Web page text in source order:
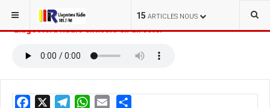
15 ARTICLES NOUS
ESTÀS AQUÍ: INICI
Llagostera Ràdio emissió en directe: